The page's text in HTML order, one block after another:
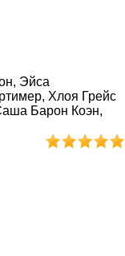
Эйса
Хлоя Грейс
Барон Коэн,